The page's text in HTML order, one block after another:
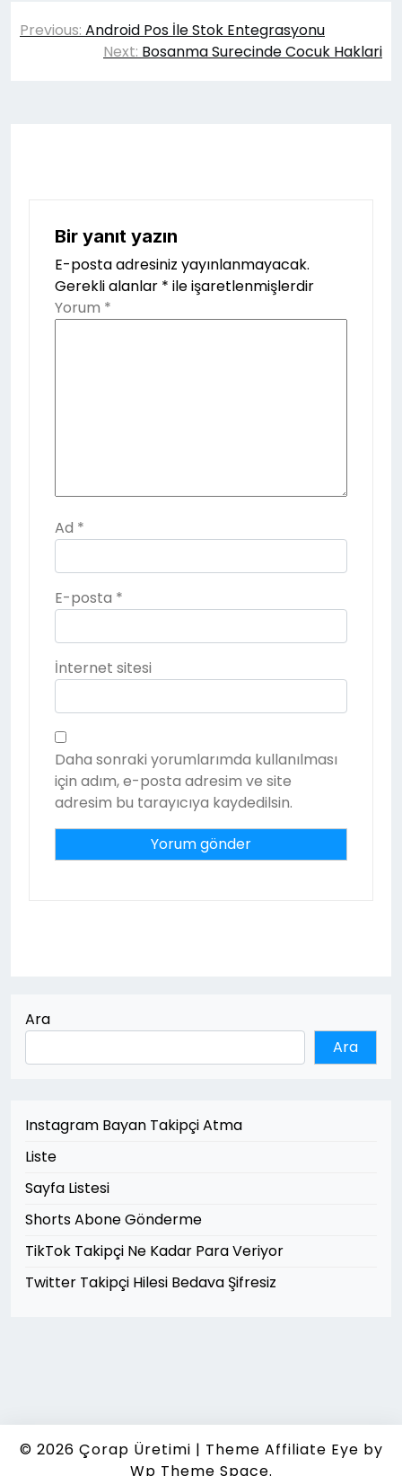
Yazı
gezinmesi
Previous: Android Pos İle Stok Entegrasyonu
Next: Bosanma Surecinde Cocuk Haklari
Bir yanıt yazın
E-posta adresiniz yayınlanmayacak.
Gerekli alanlar * ile işaretlenmişlerdir
Yorum *
Ad *
E-posta *
İnternet sitesi
Daha sonraki yorumlarımda kullanılması
için adım, e-posta adresim ve site
adresim bu tarayıcıya kaydedilsin.
Ara
Ara
Instagram Bayan Takipçi Atma
Liste
Sayfa Listesi
Shorts Abone Gönderme
TikTok Takipçi Ne Kadar Para Veriyor
Twitter Takipçi Hilesi Bedava Şifresiz
© 2026 Çorap Üretimi | Theme Affiliate Eye by
Wp Theme Space.